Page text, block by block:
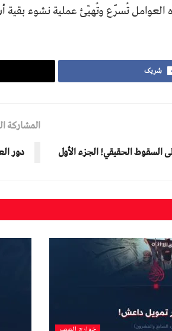
العوامل تُسرّع وتُهيّئ عملية نشوء بقية
شریک
السقوط الحقيقي! الجزء الأول
المشاركة
دور